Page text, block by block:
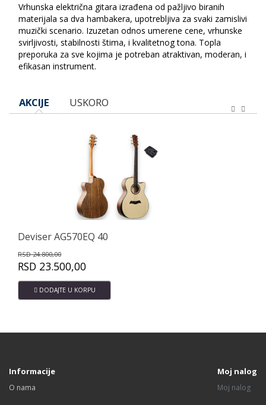
Vrhunska električna gitara izrađena od pažljivo biranih
materijala sa dva hambakera, upotrebljiva za svaki zamislivi
muzički scenario. Izuzetan odnos umerene cene, vrhunske
svirljivosti, stabilnosti štima, i kvalitetnog tona. Topla
preporuka za sve kojima je potreban atraktivan, moderan, i
efikasan instrument.
AKCIJE USKORO
Deviser AG570EQ 40
RSD 24.800,00
RSD 23.500,00
DODAJTE U KORPU
Informacije
O nama
Moj nalog
Moj nalog